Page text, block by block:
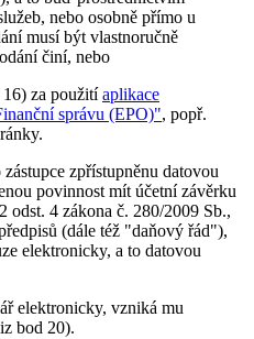
nebo osobně přímo u
musí být vlastnoručně
činí, nebo
za použitíaplikace
správu (EPO)", popř.
zpřístupněnu datovou
povinnost mít účetní závěrku
odst. 4 zákona č. 280/2009 Sb.,
(dále též "daňový řád"),
elektronicky, a to datovou
elektronicky, vzniká mu
bod 20).